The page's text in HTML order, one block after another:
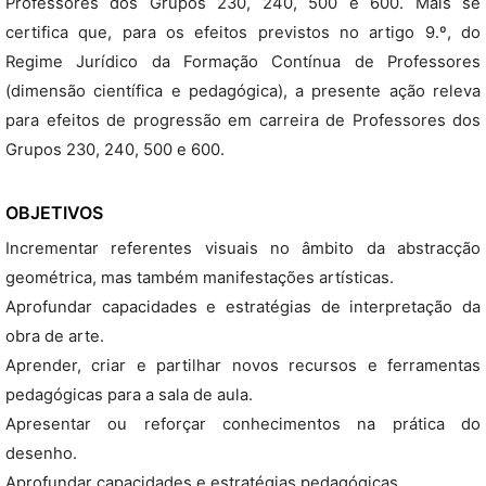
certifica que, para os efeitos previstos no artigo 9.º, do
Regime Jurídico da Formação Contínua de Professores
(dimensão científica e pedagógica), a presente ação releva
para efeitos de progressão em carreira de Professores dos
Grupos 230, 240, 500 e 600.
OBJETIVOS
Incrementar referentes visuais no âmbito da abstracção
geométrica, mas também manifestações artísticas.
Aprofundar capacidades e estratégias de interpretação da
obra de arte.
Aprender, criar e partilhar novos recursos e ferramentas
pedagógicas para a sala de aula.
Apresentar ou reforçar conhecimentos na prática do
desenho.